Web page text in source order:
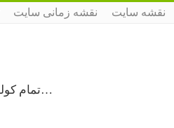
نقشه زمانی سایت نقشه سایت
تمام کوله‌بارم، یک قلم و چند ورق کاغذ، می‌گذرم از هزار و یک راه نرفته…